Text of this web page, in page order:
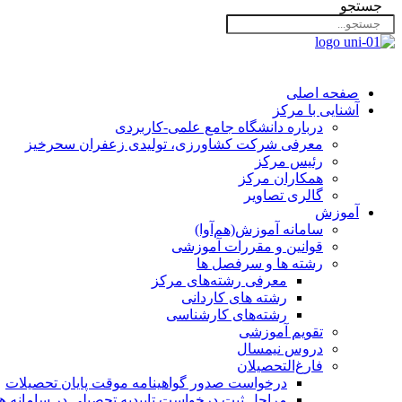
جستجو
صفحه اصلی
آشنایی با مرکز
درباره دانشگاه جامع علمی-کاربردی
معرفی شرکت کشاورزی، تولیدی زعفران سحرخیز
رئیس مرکز
همکاران مرکز
گالری تصاویر
آموزش
سامانه آموزش(هم‌آوا)
قوانین و مقررات آموزشی
رشته ها و سرفصل ها
معرفی رشته‌های مرکز
رشته های کاردانی
رشته‌های کارشناسی
تقویم آموزشی
دروس نیمسال
فارغ‌التحصیلان
درخواست صدور گواهینامه موقت پایان تحصیلات